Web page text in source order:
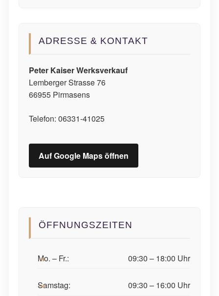
ADRESSE & KONTAKT
Peter Kaiser Werksverkauf
Lemberger Strasse 76
66955 Pirmasens
Telefon: 06331-41025
Auf Google Maps öffnen
ÖFFNUNGSZEITEN
Mo. – Fr.: 09:30 – 18:00 Uhr
Samstag: 09:30 – 16:00 Uhr